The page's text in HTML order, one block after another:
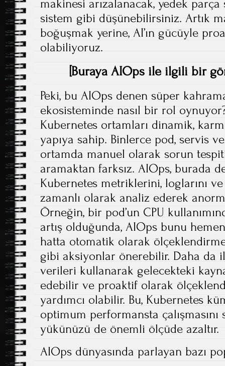
makinesi arızalanacak, yedek parça
sistem gibi düşünebilirsiniz. Artık
boğuşmak yerine, AI’ın gücüyle
olabiliyoruz.
[Buraya AIOps ile ilgili bir
Peki, bu AIOps denen süper
ekosisteminde nasıl bir rol
Kubernetes ortamları dinamik,
yapıya sahip. Binlerce pod, servis
ortamda manuel olarak sorun
aramaktan farksız. AIOps, burada
Kubernetes metriklerini, loglarını
zamanlı olarak analiz ederek
Örneğin, bir pod’un CPU
artış olduğunda, AIOps bunu
hatta otomatik olarak
gibi aksiyonlar önerebilir. Daha da
verileri kullanarak gelecekteki
edebilir ve proaktif olarak
yardımcı olabilir. Bu, Kubernetes
optimum performansta
yükünüzü de önemli ölçüde azaltır.
AIOps dünyasında parlayan bazı